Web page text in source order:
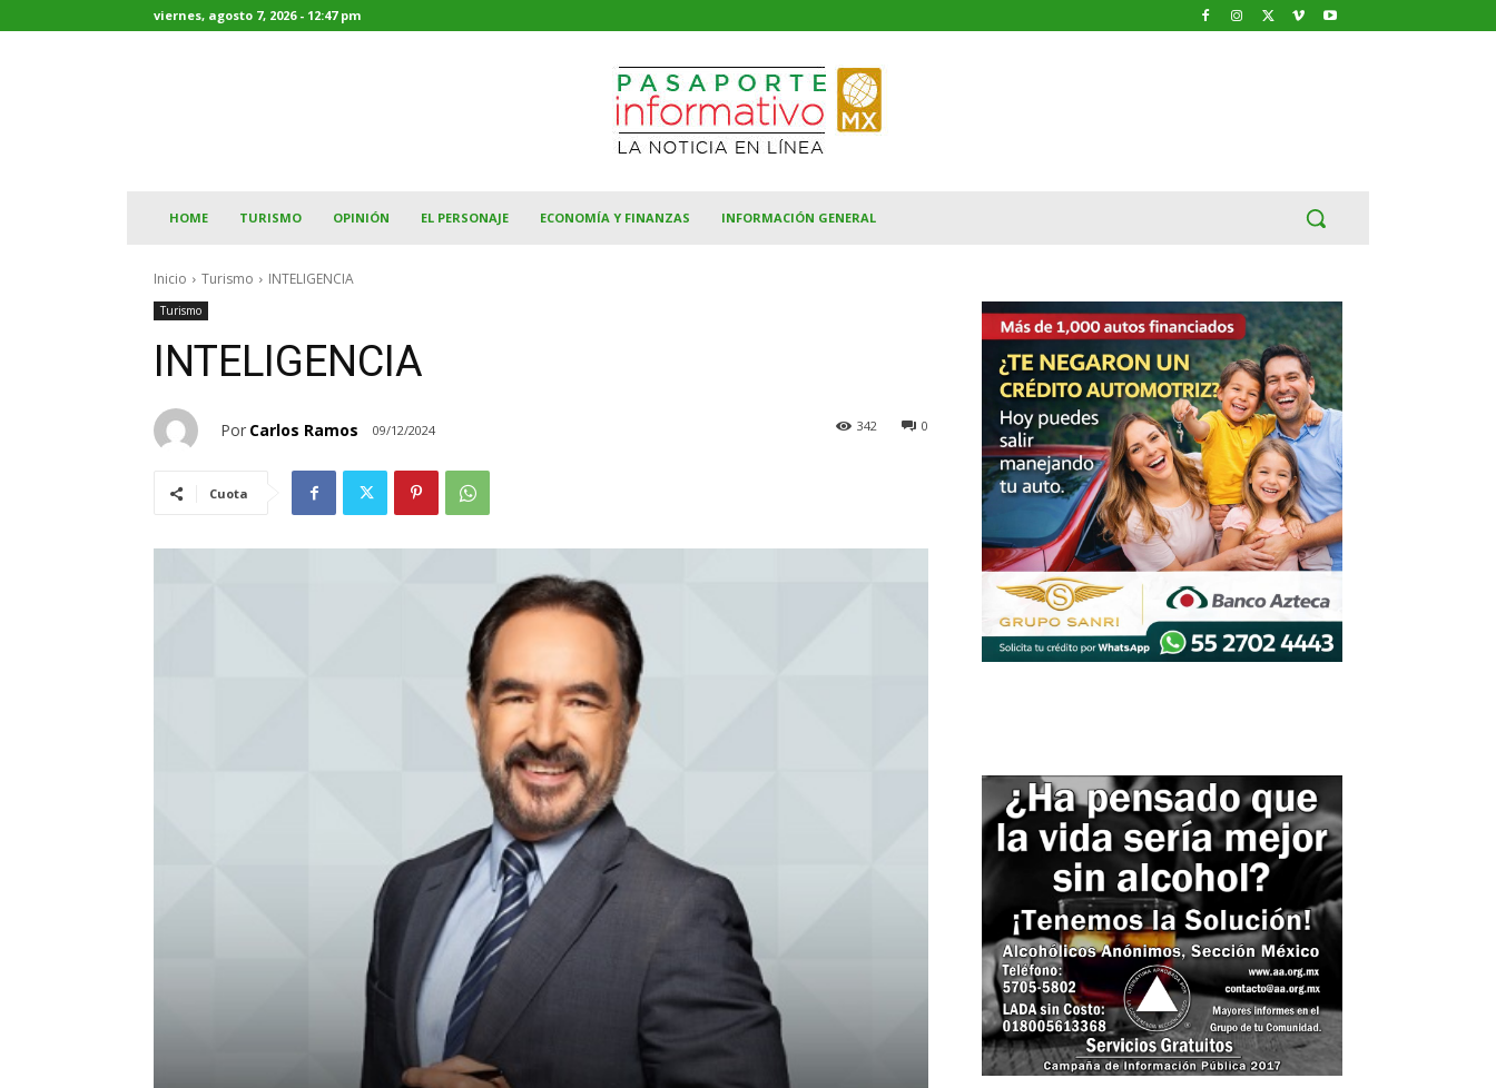
viernes, agosto 7, 2026 - 12:47 pm
HOME TURISMO OPINIÓN EL PERSONAJE ECONOMÍA Y FINANZAS INFORMACIÓN GENERAL
Inicio Turismo INTELIGENCIA
Turismo
INTELIGENCIA
Por Carlos Ramos 09/12/2024 0
342
Cuota